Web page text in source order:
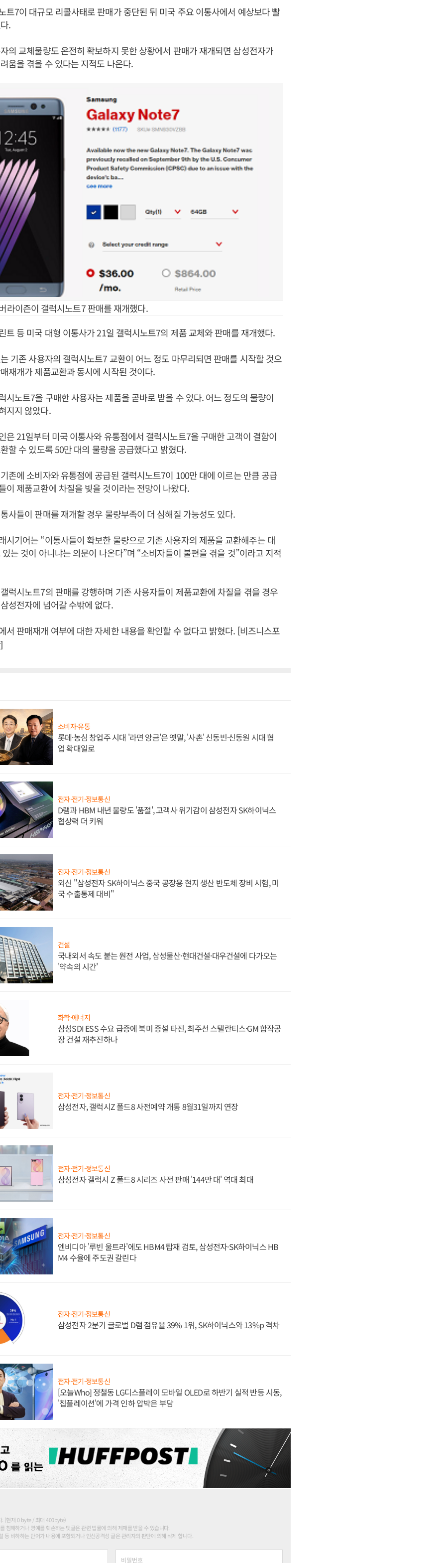
트7이 대규모 리콜사태로 판매가 중단된 뒤 미국 주요 이통사에서 예상보다 빨
.
의 교체물량도 온전히 확보하지 못한 상황에서 판매가 재개되면 삼성전자가
움을 겪을 수 있다는 지적도 나온다.
라이즌이 갤럭시노트7 판매를 재개했다.
트 등 미국 대형 이통사가 21일 갤럭시노트7의 제품 교체와 판매를 재개했다.
기존 사용자의 갤럭시노트7 교환이 어느 정도 마무리되면 판매를 시작할 것으
재개가 제품교환과 동시에 시작된 것이다.
시노트7을 구매한 사용자는 제품을 곧바로 받을 수 있다. 어느 정도의 물량이
지지 않았다.
은 21일부터 미국 이통사와 유통점에서 갤럭시노트7을 구매한 고객이 결함이
할 수 있도록 50만 대의 물량을 공급했다고 밝혔다.
존에 소비자와 유통점에 공급된 갤럭시노트7이 100만 대에 이르는 만큼 공급
이 제품교환에 차질을 빚을 것이라는 전망이 나왔다.
사들이 판매를 재개할 경우 물량부족이 더 심해질 가능성도 있다.
시기어는 “이통사들이 확보한 물량으로 기존 사용자의 제품을 교환해주는 대
는 것이 아니냐는 의문이 나온다”며 “소비자들이 불편을 겪을 것”이라고 지적
럭시노트7의 판매를 강행하며 기존 사용자들이 제품교환에 차질을 겪을 경우
성전자에 넘어갈 수밖에 없다.
서 판매재개 여부에 대한 자세한 내용을 확인할 수 없다고 밝혔다. [비즈니스포
소비자·유통
롯데·농심 창업주 시대 '라면 앙금'은 옛말, '사촌' 신동빈·신동원 시대 협
업 확대일로
전자·전기·정보통신
D램과 HBM 내년 물량도 '품절', 고객사 위기감이 삼성전자 SK하이닉스
협상력 더 키워
전자·전기·정보통신
외신 "삼성전자 SK하이닉스 중국 공장용 현지 생산 반도체 장비 시험, 미
국 수출통제 대비"
건설
국내외서 속도 붙는 원전 사업, 삼성물산·현대건설·대우건설에 다가오는
'약속의 시간'
화학·에너지
삼성SDI ESS 수요 급증에 북미 증설 타진, 최주선 스텔란티스·GM 합작공
장 건설 재추진하나
전자·전기·정보통신
삼성전자, 갤럭시Z 폴드8 사전예약 개통 8월31일까지 연장
전자·전기·정보통신
삼성전자 갤럭시 Z 폴드8 시리즈 사전 판매 '144만 대' 역대 최대
전자·전기·정보통신
엔비디아 '루빈 울트라'에도 HBM4 탑재 검토, 삼성전자·SK하이닉스 HB
M4 수율에 주도권 갈린다
전자·전기·정보통신
삼성전자 2분기 글로벌 D램 점유율 39% 1위, SK하이닉스와 13%p 격차
전자·전기·정보통신
[오늘Who] 정철동 LG디스플레이 모바일 OLED로 하반기 실적 반등 시동,
'칩플레이션'에 가격 인하 압박은 부담
. (현재 0 byte / 최대 400byte)
침해하거나 명예를 훼손하는 댓글은 관련 법률에 의해 제재를 받을 수 있습니다.
등 비하하는 단어가 내용에 포함되거나 인신공격성 글은 관리자의 판단에 의해 삭제 합니다.